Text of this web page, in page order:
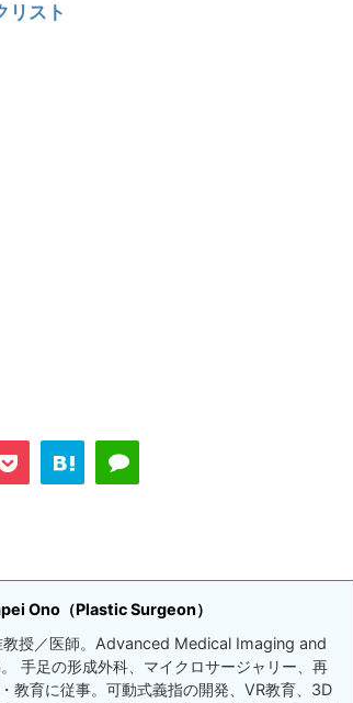
リスト
Ono（Plastic Surgeon）
教授／医師。Advanced Medical Imaging and
手足の形成外科、マイクロサージャリー、再
教育に従事。可動式義指の開発、VR教育、3D